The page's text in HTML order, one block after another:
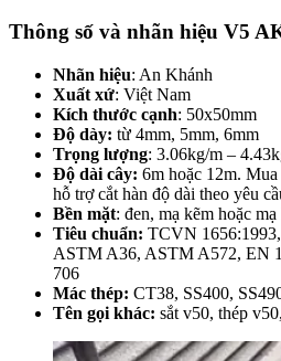
Thông số và nhãn hiệu V5
Nhãn hiệu: An Khánh
Xuất xứ: Việt Nam
Kích thước cạnh: 50x50mm
Độ dày: từ 4mm, 5mm, 6mm
Trọng lượng: 3.06kg/m –
Độ dài cây: 6m hoặc 12m.
hỗ trợ cắt hàn độ dài theo yêu
Bền mặt: đen, mạ kẽm hoặc
Tiêu chuẩn: TCVN
ASTM A36, ASTM A572, EN
706
Mác thép: CT38, SS400,
Tên gọi khác: sắt v50, thép